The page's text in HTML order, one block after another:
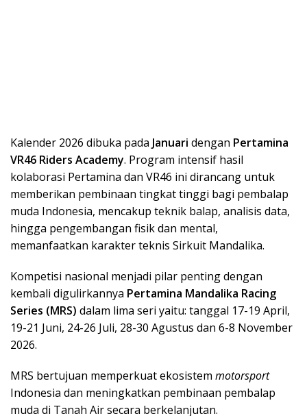
Kalender 2026 dibuka pada Januari dengan Pertamina
VR46 Riders Academy. Program intensif hasil
kolaborasi Pertamina dan VR46 ini dirancang untuk
memberikan pembinaan tingkat tinggi bagi pembalap
muda Indonesia, mencakup teknik balap, analisis data,
hingga pengembangan fisik dan mental,
memanfaatkan karakter teknis Sirkuit Mandalika.
Kompetisi nasional menjadi pilar penting dengan
kembali digulirkannya Pertamina Mandalika Racing
Series (MRS) dalam lima seri yaitu: tanggal 17-19 April,
19-21 Juni, 24-26 Juli, 28-30 Agustus dan 6-8 November
2026.
MRS bertujuan memperkuat ekosistem motorsport
Indonesia dan meningkatkan pembinaan pembalap
muda di Tanah Air secara berkelanjutan.